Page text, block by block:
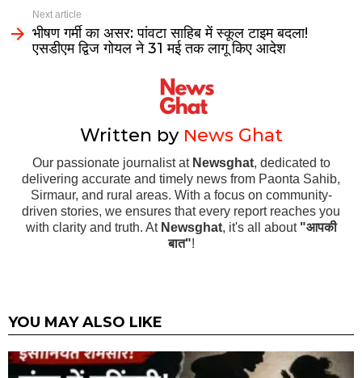
Next article
भीषण गर्मी का असर: पांवटा साहिब में स्कूल टाइम बदला!
एसडीएम द्विज गोयल ने 31 मई तक लागू किए आदेश
Written by News Ghat
Our passionate journalist at Newsghat, dedicated to
delivering accurate and timely news from Paonta Sahib,
Sirmaur, and rural areas. With a focus on community-
driven stories, we ensures that every report reaches you
with clarity and truth. At Newsghat, it's all about "आपकी
बात"!
YOU MAY ALSO LIKE